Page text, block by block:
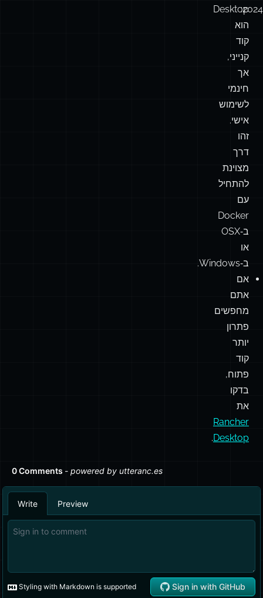
2024:
Desktop
הוא
קוד
קנייני,
אך
חינמי
לשימוש
אישי.
זהו
דרך
מצוינת
להתחיל
עם
Docker
ב‑OSX
או
ב‑Windows.
אם
אתם
מחפשים
פתרון
יותר
קוד
פתוח,
בדקו
את
Rancher
Desktop
.